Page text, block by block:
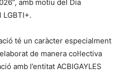
amb motiu del Dia
LGBTI+.
té un caràcter especialment
de manera col·lectiva
amb l’entitat ACBIGAYLES